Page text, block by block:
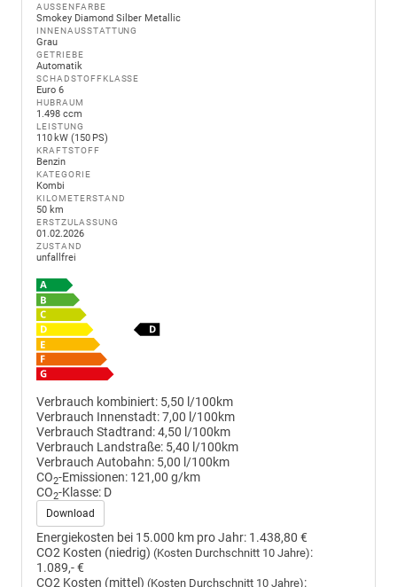
AUSSENFARBE
Smokey Diamond Silber Metallic
INNENAUSSTATTUNG
Grau
GETRIEBE
Automatik
SCHADSTOFFKLASSE
Euro 6
HUBRAUM
1.498 ccm
LEISTUNG
110 kW (150 PS)
KRAFTSTOFF
Benzin
KATEGORIE
Kombi
KILOMETERSTAND
50 km
ERSTZULASSUNG
01.02.2026
ZUSTAND
unfallfrei
Verbrauch kombiniert: 5,50 l/100km
Verbrauch Innenstadt:7,00 l/100km
Verbrauch Stadtrand:4,50 l/100km
Verbrauch Landstraße: 5,40 l/100km
Verbrauch Autobahn: 5,00 l/100km
CO2-Emissionen: 121,00 g/km
CO2-Klasse: D
Download
Energiekosten bei 15.000 km pro Jahr: 1.438,80 €
CO2 Kosten (niedrig) (Kosten Durchschnitt 10 Jahre):
1.089,- €
CO2 Kosten (mittel) (Kosten Durchschnitt 10 Jahre):